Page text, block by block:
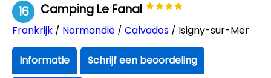
16 Camping Le Fanal
Frankrijk / Normandië / Calvados / Isigny-sur-Mer
Informatie Schrijf een beoordeling